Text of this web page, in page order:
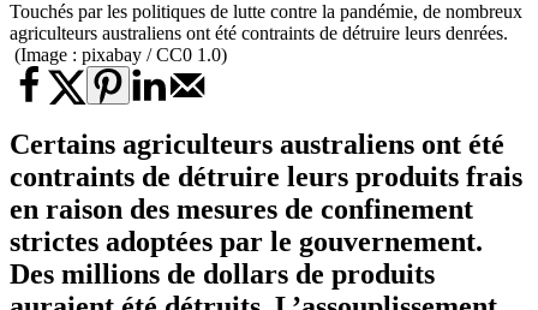
Touchés par les politiques de lutte contre la pandémie, de nombreux
agriculteurs australiens ont été contraints de détruire leurs denrées.
(Image : pixabay / CC0 1.0)
Certains agriculteurs australiens ont été
contraints de détruire leurs produits frais
en raison des mesures de confinement
strictes adoptées par le gouvernement.
Des millions de dollars de produits